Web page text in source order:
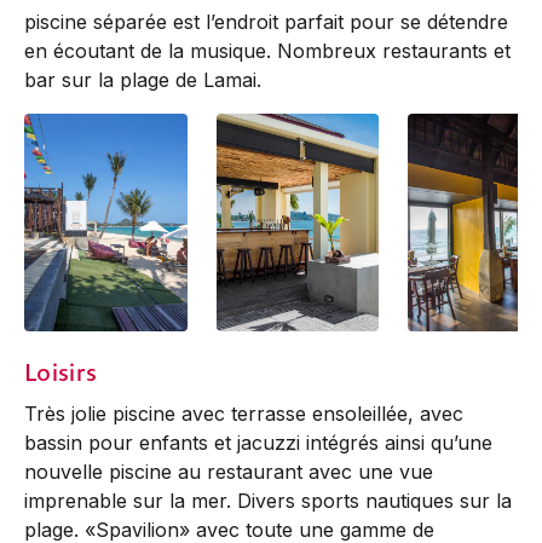
piscine séparée est l’endroit parfait pour se détendre
en écoutant de la musique. Nombreux restaurants et
bar sur la plage de Lamai.
Club
Loisirs
Très jolie piscine avec terrasse ensoleillée, avec
bassin pour enfants et jacuzzi intégrés ainsi qu’une
nouvelle piscine au restaurant avec une vue
imprenable sur la mer. Divers sports nautiques sur la
plage. «Spavilion» avec toute une gamme de